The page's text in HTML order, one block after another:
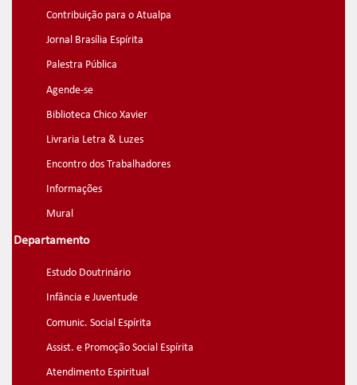
Contribuição para o Atualpa
Jornal Brasília Espírita
Palestra Pública
Agende-se
Biblioteca Chico Xavier
Livraria Letra & Luzes
Encontro dos Trabalhadores
Informações
Mural
Departamento
Estudo Doutrinário
Infância e Juventude
Comunic. Social Espírita
Assist. e Promoção Social Espírita
Atendimento Espiritual